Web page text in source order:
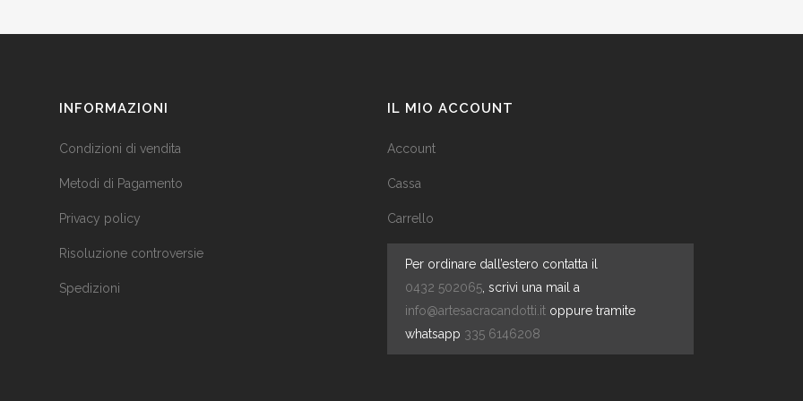
INFORMAZIONI
Condizioni di vendita
Metodi di Pagamento
Privacy policy
Risoluzione controversie
Spedizioni
IL MIO ACCOUNT
Account
Cassa
Carrello
Per ordinare dall’estero contatta il
0432 502065 , scrivi una mail a
info@artesacracandotti.it oppure tramite
whatsapp 335 6146208